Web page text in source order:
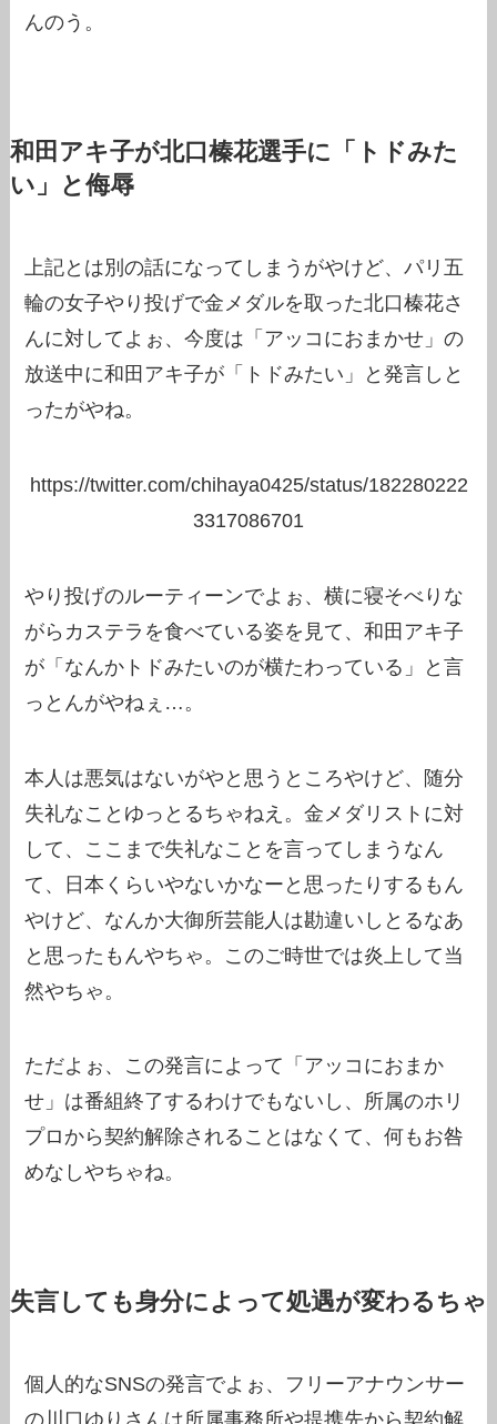
んのう。
和田アキ子が北口榛花選手に「トドみた
い」と侮辱
上記とは別の話になってしまうがやけど、パリ五
輪の女子やり投げで金メダルを取った北口榛花さ
んに対してよぉ、今度は「アッコにおまかせ」の
放送中に和田アキ子が「トドみたい」と発言しと
ったがやね。
https://twitter.com/chihaya0425/status/182280222
3317086701
やり投げのルーティーンでよぉ、横に寝そべりな
がらカステラを食べている姿を見て、和田アキ子
が「なんかトドみたいのが横たわっている」と言
っとんがやねぇ…。
本人は悪気はないがやと思うところやけど、随分
失礼なことゆっとるちゃねえ。金メダリストに対
して、ここまで失礼なことを言ってしまうなん
て、日本くらいやないかなーと思ったりするもん
やけど、なんか大御所芸能人は勘違いしとるなあ
と思ったもんやちゃ。このご時世では炎上して当
然やちゃ。
ただよぉ、この発言によって「アッコにおまか
せ」は番組終了するわけでもないし、所属のホリ
プロから契約解除されることはなくて、何もお咎
めなしやちゃね。
失言しても身分によって処遇が変わるちゃ
個人的なSNSの発言でよぉ、フリーアナウンサー